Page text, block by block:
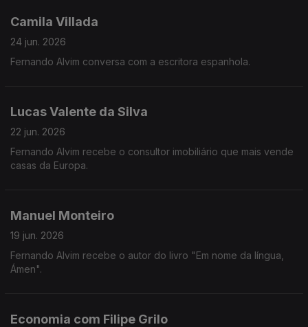
Camila Villada
24 jun. 2026
Fernando Alvim conversa com a escritora espanhola.
Lucas Valente da Silva
22 jun. 2026
Fernando Alvim recebe o consultor imobiliário que mais vende
casas da Europa.
Manuel Monteiro
19 jun. 2026
Fernando Alvim recebe o autor do livro "Em nome da língua,
Ámen".
Economia com Filipe Grilo